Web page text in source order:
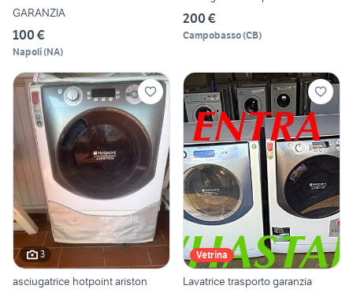
GARANZIA
100 €
Napoli(NA)
200 €
Campobasso(CB)
3
asciugatrice hotpoint ariston
Vetrina
Lavatrice trasporto garanzia